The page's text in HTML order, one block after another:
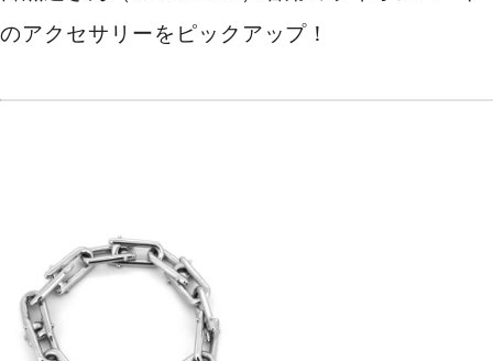
のアクセサリーをピックアップ！